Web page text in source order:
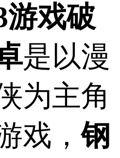
游戏破
是以漫
为主角
戏，钢